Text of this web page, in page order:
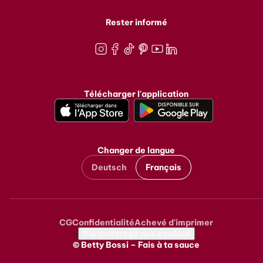
Rester informé
Télécharger l'application
Changer de langue
Deutsch
Français
Metanavigation
CGConfidentialitéAchevé d'imprimer
© Betty Bossi – Fais à ta sauce